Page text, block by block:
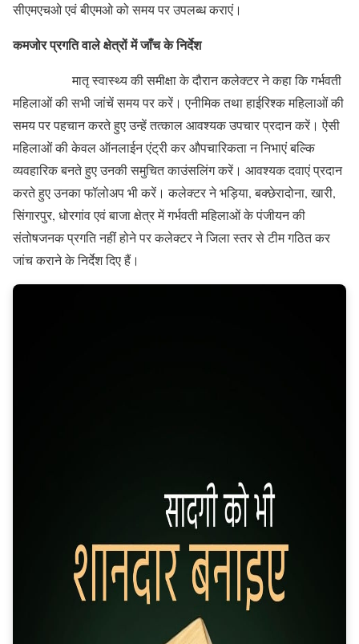
सीएमएचओ एवं बीएमओ को समय पर उपलब्ध कराएं।
कमजोर प्रगति वाले क्षेत्रों में जाँच के निर्देश
मातृ स्वास्थ्य की समीक्षा के दौरान कलेक्टर ने कहा कि गर्भवती
महिलाओं की सभी जांचें समय पर करें। एनीमिक तथा हाईरिश्क महिलाओं की
समय पर पहचान करते हुए उन्हें तत्काल आवश्यक उपचार प्रदान करें। ऐसी
महिलाओं की केवल ऑनलाईन एंट्री कर औपचारिकता न निभाएं बल्कि
व्यवहारिक बनते हुए उनकी समुचित काउंसलिंग करें। आवश्यक दवाएं प्रदान
करते हुए उनका फॉलोअप भी करें। कलेक्टर ने भड़िया, बक्छेरादोना, खारी,
सिंगारपुर, धोरगांव एवं बाजा क्षेत्र में गर्भवती महिलाओं के पंजीयन की
संतोषजनक प्रगति नहीं होने पर कलेक्टर ने जिला स्तर से टीम गठित कर
जांच कराने के निर्देश दिए हैं।